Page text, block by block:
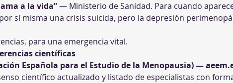
a la vida” — Ministerio de Sanidad. Para cuando
sí misma una crisis suicida, pero la depresión
para una emergencia vital.
científicas
Española para el Estudio de la Menopausia) —
científico actualizado y listado de especialistas con